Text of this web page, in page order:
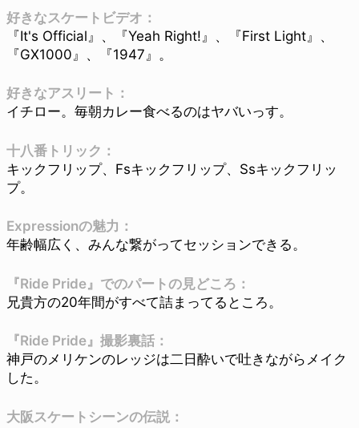
好きなスケートビデオ：
『It's Official』、『Yeah Right!』、『First Light』、
『GX1000』、『1947』。
好きなアスリート：
イチロー。毎朝カレー食べるのはヤバいっす。
十八番トリック：
キックフリップ、Fsキックフリップ、Ssキックフリッ
プ。
Expressionの魅力：
年齢幅広く、みんな繋がってセッションできる。
『Ride Pride』でのパートの見どころ：
兄貴方の20年間がすべて詰まってるところ。
『Ride Pride』撮影裏話：
神戸のメリケンのレッジは二日酔いで吐きながらメイク
した。
大阪スケートシーンの伝説：